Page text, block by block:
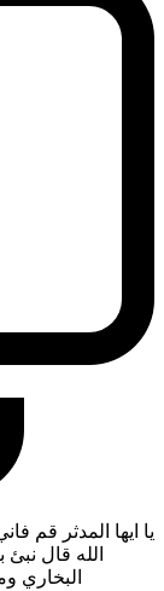
يا ايها المدثر قم
الله قال
البخاري